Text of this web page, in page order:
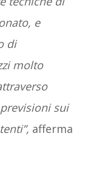
e
di
molto
sui
afferma